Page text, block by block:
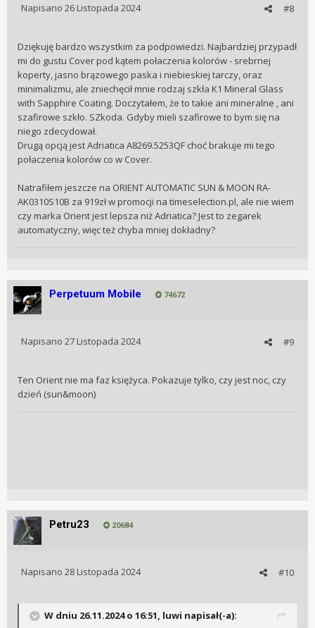
#8
Napisano 26 Listopada 2024
Dziękuję bardzo wszystkim za podpowiedzi. Najbardziej przypadł
mi do gustu Cover pod kątem połaczenia kolorów - srebrnej
koperty, jasno brązowego paska i niebieskiej tarczy, oraz
minimalizmu, ale zniechęcił mnie rodzaj szkła K1 Mineral Glass
with Sapphire Coating. Doczytałem, że to takie ani mineralne , ani
szafirowe szkło. SZkoda. Gdyby mieli szafirowe to bym się na
niego zdecydował.
Drugą opcją jest Adriatica A8269.5253QF choć brakuje mi tego
połaczenia kolorów co w Cover.
Natrafiłem jeszcze na ORIENT AUTOMATIC SUN & MOON RA-
AK0310S10B za 919zł w promocji na timeselection.pl, ale nie wiem
czy marka Orient jest lepsza niż Adriatica? Jest to zegarek
automatyczny, więc też chyba mniej dokładny?
Perpetuum Mobile 74672
#9
Napisano 27 Listopada 2024
Ten Orient nie ma faz księżyca. Pokazuje tylko, czy jest noc, czy
dzień (sun&moon)
Petru23 20684
#10
Napisano 28 Listopada 2024
W dniu 26.11.2024 o 16:51, luwi napisał(-a):